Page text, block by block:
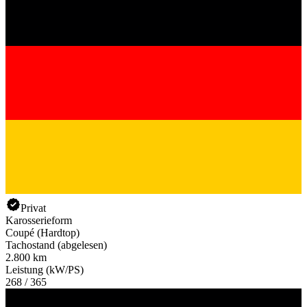
Privat
Karosserieform
Coupé (Hardtop)
Tachostand (abgelesen)
2.800 km
Leistung (kW/PS)
268 / 365